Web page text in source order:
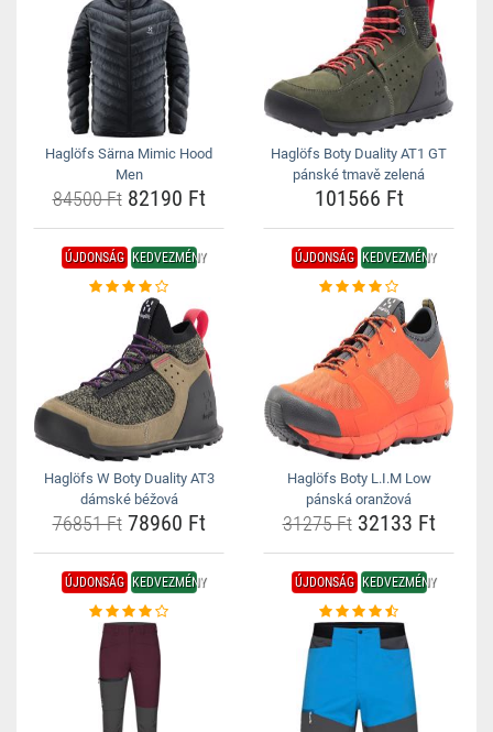
Haglöfs Särna Mimic Hood
Men
84500 Ft82190 Ft
Haglöfs Boty Duality AT1 GT
pánské tmavě zelená
101566 Ft
ÚJDONSÁG KEDVEZMÉNY
Haglöfs W Boty Duality AT3
dámské béžová
76851 Ft78960 Ft
ÚJDONSÁG KEDVEZMÉNY
Haglöfs Boty L.I.M Low
pánská oranžová
31275 Ft32133 Ft
ÚJDONSÁG KEDVEZMÉNY ÚJDONSÁG KEDVEZMÉNY